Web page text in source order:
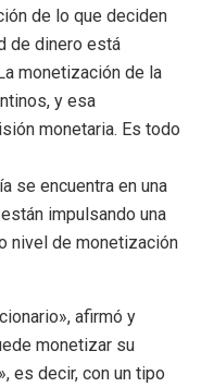
de lo que deciden
de dinero está
monetización de la
y esa
monetaria. Es todo
se encuentra en una
impulsando una
nivel de monetización
afirmó y
monetizar su
es decir, con un tipo